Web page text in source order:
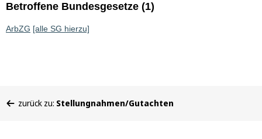
Betroffene Bundesgesetze (1)
ArbZG [alle SG hierzu]
befinden
zurück zu: Stellungnahmen/Gutachten